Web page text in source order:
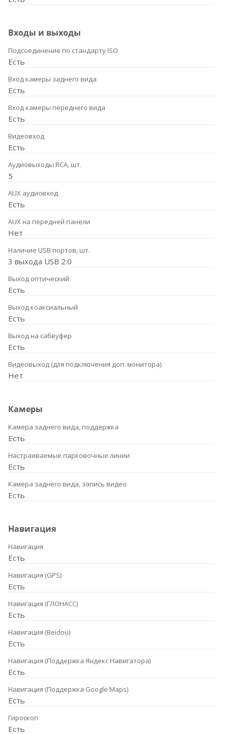
Входы и выходы
Подсоединение по стандарту ISO
Есть
Вход камеры заднего вида
Есть
Вход камеры переднего вида
Есть
Видеовход
Есть
Аудиовыходы RCA, шт.
5
AUX аудиовход
Есть
AUX на передней панели
Нет
Наличие USB портов, шт.
3 выхода USB 2.0
Выход оптический
Есть
Выход коаксиальный
Есть
Выход на сабвуфер
Есть
Видеовыход (для подключения доп. монитора)
Нет
Камеры
Камера заднего вида, поддержка
Есть
Настраиваемые парковочные линии
Есть
Камера заднего вида, запись видео
Есть
Навигация
Навигация
Есть
Навигация (GPS)
Есть
Навигация (ГЛОНАСС)
Есть
Навигация (Beidou)
Есть
Навигация (Поддержка Яндекс Навигатора)
Есть
Навигация (Поддержка Google Maps)
Есть
Гироскоп
Есть